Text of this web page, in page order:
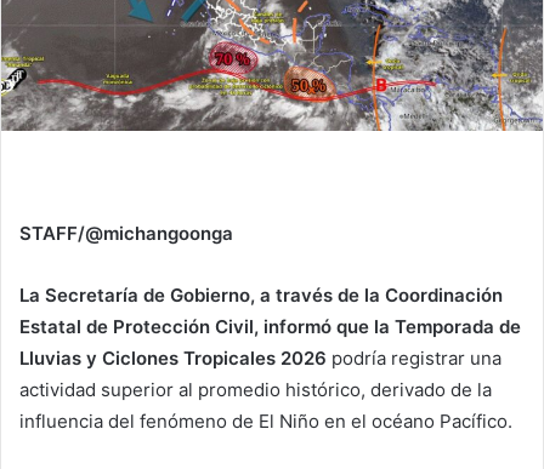
STAFF/@michangoonga
La Secretaría de Gobierno, a través de la Coordinación
Estatal de Protección Civil, informó que la Temporada de
Lluvias y Ciclones Tropicales 2026 podría registrar una
actividad superior al promedio histórico, derivado de la
influencia del fenómeno de El Niño en el océano Pacífico.